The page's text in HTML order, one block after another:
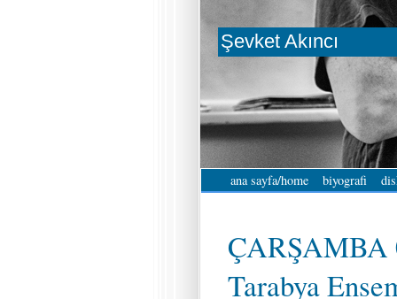
Şevket Akıncı
ana sayfa/home biyografi
ÇARŞAMBA
Tarabya